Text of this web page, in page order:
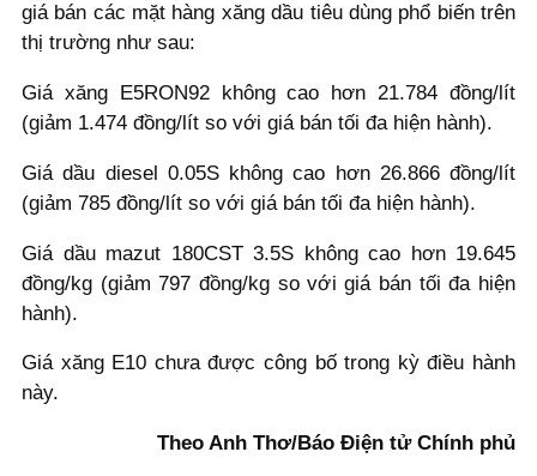
giá bán các mặt hàng xăng dầu tiêu dùng phổ biến trên
thị trường như sau:
Giá xăng E5RON92 không cao hơn 21.784 đồng/lít
(giảm 1.474 đồng/lít so với giá bán tối đa hiện hành).
Giá dầu diesel 0.05S không cao hơn 26.866 đồng/lít
(giảm 785 đồng/lít so với giá bán tối đa hiện hành).
Giá dầu mazut 180CST 3.5S không cao hơn 19.645
đồng/kg (giảm 797 đồng/kg so với giá bán tối đa hiện
hành).
Giá xăng E10 chưa được công bố trong kỳ điều hành
này.
Theo Anh Thơ/Báo Điện tử Chính phủ